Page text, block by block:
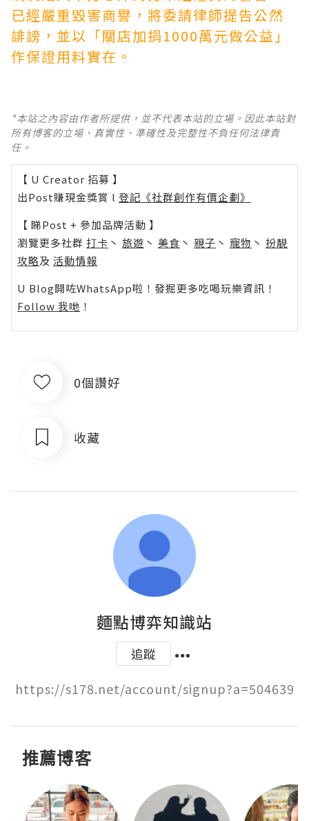
已經嚴重毀害商譽，將委請律師提告公然
誹謗，並以「關店加捐1000萬元做公益」
作保證用料實在。
*本站之內容由作者所提供，並不代表本站的立場。因此本站對
所有博客的立場、真實性、準確性及完整性不負任何法律責
任。
【 U Creator 招募 】
出Post賺現金獎賞 l 登記《社群創作有價企劃》
【 睇Post + 參加品牌活動 】
瀏覽更多社群 打卡 丶 旅遊 丶 美食 丶 親子 丶 寵物 丶 扮靚
攻略及 活動情報
U Blog開咗WhatsApp啦！發掘更多吃喝玩樂資訊！
Follow 我哋 ！
0個讚好
收藏
麵點博弈知識站
追蹤
https://s178.net/account/signup?a=504639
推薦博客